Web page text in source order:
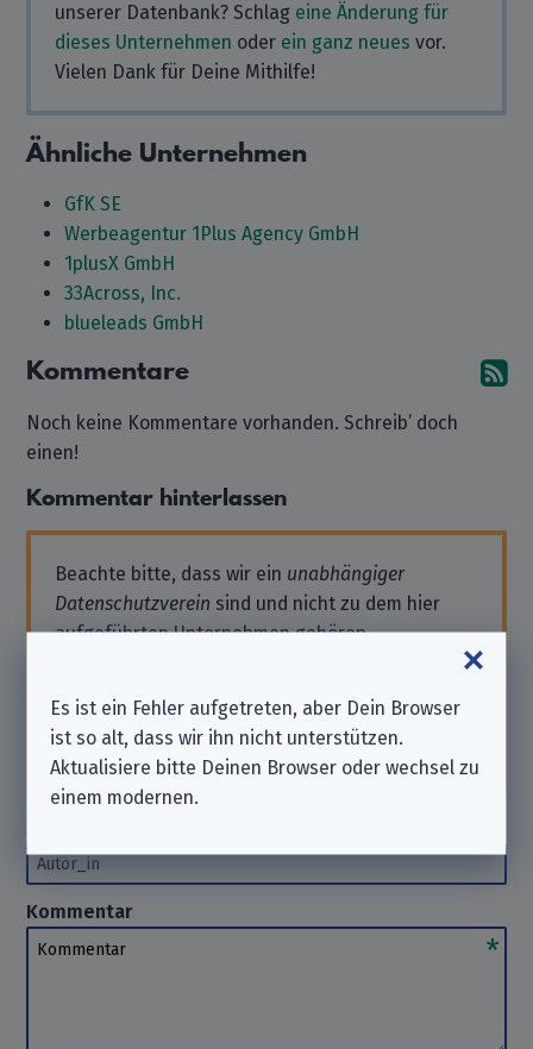
unserer Datenbank? Schlag eine Änderung für
dieses Unternehmen oder ein ganz neues vor.
Vielen Dank für Deine Mithilfe!
Ähnliche Unternehmen
GfK SE
Werbeagentur 1Plus Agency GmbH
1plusX GmbH
33Across, Inc.
blueleads GmbH
Kommentare
Noch keine Kommentare vorhanden. Schreib’ doch
einen!
Kommentar hinterlassen
Beachte bitte, dass wir ein unabhängiger
Datenschutzverein sind und nicht zu dem hier
aufgeführten Unternehmen gehören.
an das Unternehmen. Wir können Dir hierbei
nicht helfen. Danke für Dein Verständnis.
Autor_in
Kommentar
Kommentar
Es ist ein Fehler aufgetreten, aber Dein Browser
ist so alt, dass wir ihn nicht unterstützen.
Aktualisiere bitte Deinen Browser oder wechsel zu
einem modernen.